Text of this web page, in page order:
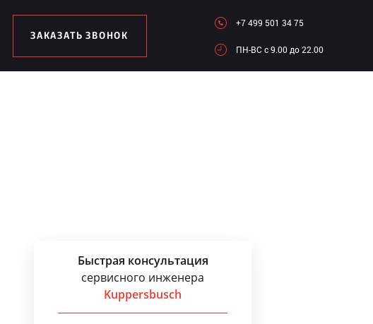
ЗАКАЗАТЬ ЗВОНОК
+7 499 501 34 75
ПН-ВC c 9.00 до 22.00
Быстрая консультация
сервисного инженера
Kuppersbusch